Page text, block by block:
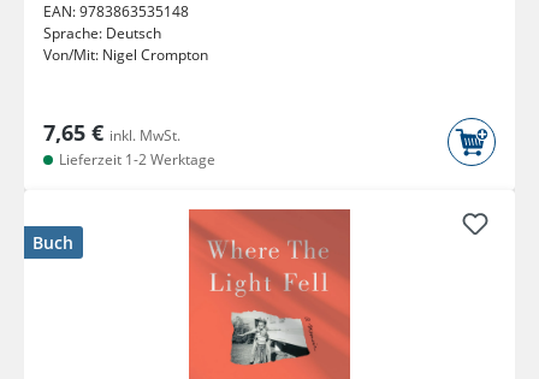
EAN:9783863535148
Sprache: Deutsch
Von/Mit: Nigel Crompton
7,65 € inkl. MwSt.
Lieferzeit 1-2 Werktage
Buch